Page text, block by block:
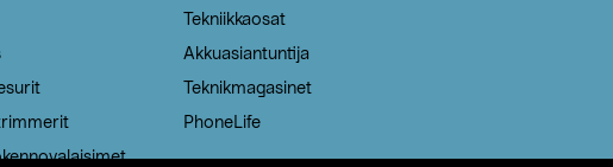
Tekniikkaosat
Akkuasiantuntija
Teknikmagasinet
PhoneLife